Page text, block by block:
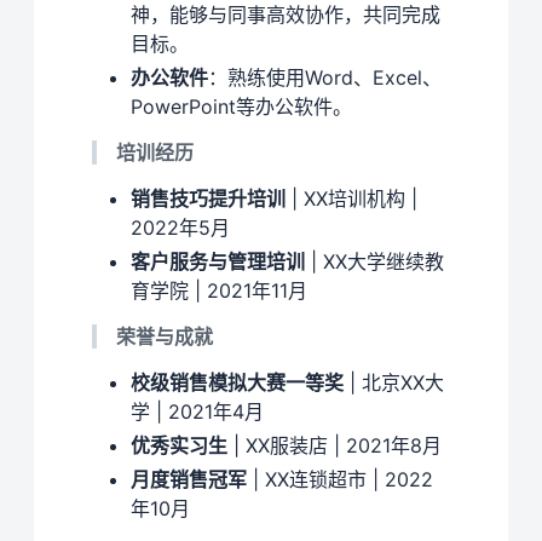
神，能够与同事高效协作，共同完成
目标。
办公软件：熟练使用Word、Excel、
PowerPoint等办公软件。
培训经历
销售技巧提升培训
| XX培训机构 |
2022年5月
客户服务与管理培训
| XX大学继续教
育学院 | 2021年11月
荣誉与成就
校级销售模拟大赛一等奖 | 北京XX大
学 | 2021年4月
优秀实习生 | XX服装店 | 2021年8月
月度销售冠军 | XX连锁超市 | 2022
年10月